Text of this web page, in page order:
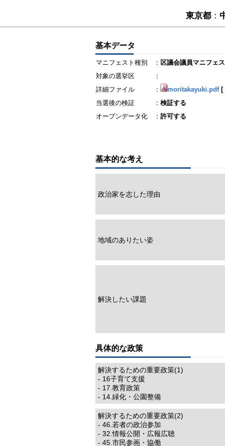
東京都：
基本データ
マニフェスト種別 ： 区議会議員マニフェ
対象の選挙区
：
詳細ファイル
： moritakayuki.pdf[
当選後の検証
： 検証する
オープンデータ化
： 許可する
基本的な考え
政治家を志した理由
地域のありたい姿
解決したい課題
具体的な政策
解決するための重要政策(1)
- 16子育て支援
- 17.教育政策
- 14.緑化・公園整備
解決するための重要政策(2)
- 46.若者の政治参加
- 32.情報公開・広報広聴
- 45.市民参画・協働